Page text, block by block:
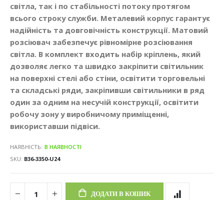
світла, так і по стабільності потоку протягом
всього строку служби. Металевий корпус гарантує
надійність та довговічність конструкції. Матовий
розсіювач забезпечує рівномірне розсіювання
світла. В комплект входить набір кріплень, який
дозволяє легко та швидко закріпити світильник
на поверхні стелі або стіни, освітити торговельні
та складські ряди, закріпивши світильники в ряд
один за одним на несучій конструкції, освітити
робочу зону у виробничому приміщенні,
використавши підвіси.
НАЯВНІСТЬ: В НАЯВНОСТІ
SKU В36-3350-U24
ДОДАТИ В КОШИК